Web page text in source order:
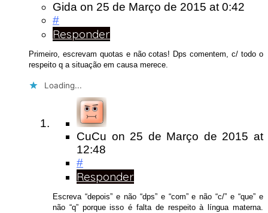
Gida on 25 de Março de 2015 at 0:42
#
Responder
Primeiro, escrevam quotas e não cotas! Dps comentem, c/ todo o
respeito q a situação em causa merece.
Loading...
CuCu on 25 de Março de 2015at
12:48
#
Responder
Escreva “depois” e não “dps” e “com” e não “c/” e “que” e
não “q” porque isso é falta de respeito à língua materna.